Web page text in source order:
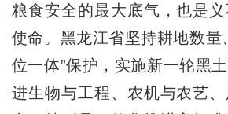
粮食安全的最大底气，也是
使命。黑龙江省坚持耕地数量
位一体”保护，实施新一轮黑
进生物与工程、农机与农艺